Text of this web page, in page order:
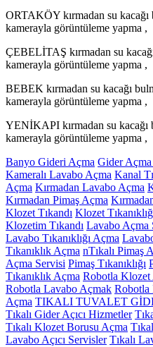
ORTAKÖY kırmadan su kacağı
kamerayla görüntüleme yapma ,
ÇEBELİTAŞ kırmadan su
kamerayla görüntüleme yapma ,
BEBEK kırmadan su kacağı
kamerayla görüntüleme yapma ,
YENİKAPI kırmadan su kacağı
kamerayla görüntüleme yapma ,
Banyo Gideri Açma Gider
Kameralı Lavabo Açma Kanal
Açma Kırmadan Lavabo Açma
Kırmadan Pimaş Açma
Klozet Tıkandı Klozet
Klozetim Tıkandı Lavabo Açma
Lavabo Tıkanıklığı Açma
Tıkanıklık Açma nTıkalı Pimaş
Açma Servisi Pimaş Tıkanıklığı
Tıkanıklık Açma Robotla Klozet
Robotla Lavabo Açmak Robotla
Açma TIKALI TUVALET
Tıkalı Gider Açıcı Hizmetler
Tıkalı Klozet Borusu Açma
Lavabo Açıcı Servisler Tıkalı